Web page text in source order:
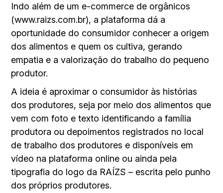
Indo além de um e-commerce de orgânicos
(www.raizs.com.br), a plataforma dá a
oportunidade do consumidor conhecer a origem
dos alimentos e quem os cultiva, gerando
empatia e a valorização do trabalho do pequeno
produtor.
A ideia é aproximar o consumidor às histórias
dos produtores, seja por meio dos alimentos que
vem com foto e texto identificando a família
produtora ou depoimentos registrados no local
de trabalho dos produtores e disponíveis em
vídeo na plataforma online ou ainda pela
tipografia do logo da RAÍZS – escrita pelo punho
dos próprios produtores.